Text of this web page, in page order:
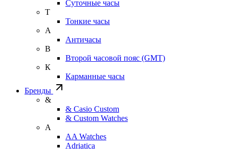
Суточные часы
Т
Тонкие часы
А
Античасы
В
Второй часовой пояс (GMT)
К
Карманные часы
Бренды
&
& Casio Custom
& Custom Watches
A
AA Watches
Adriatica